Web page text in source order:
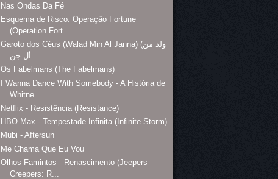
Nas Ondas Da Fé
Esquema de Risco: Operação Fortune
(Operation Fort...
Garoto dos Céus (Walad Min Al Janna) (ولد من
أل جن...
Os Fabelmans (The Fabelmans)
I Wanna Dance With Somebody - A História de
Whitne...
Netflix - Resistência (Resistance)
HBO Max - Tempestade Infinita (Infinite Storm)
Mubi - Aftersun
Me Chama Que Eu Vou
Olhos Famintos - Renascimento (Jeepers
Creepers: R...